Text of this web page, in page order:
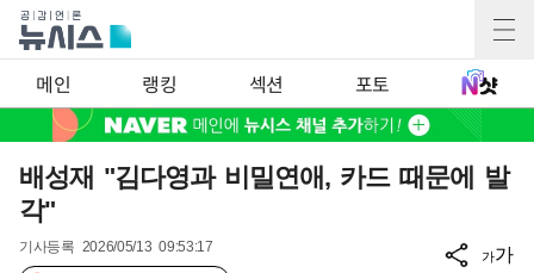
메인 랭킹 섹션 포토
배성재 "김다영과 비밀연애, 카드 때문에 발
각"
기사등록 2026/05/13 09:53:17
가가